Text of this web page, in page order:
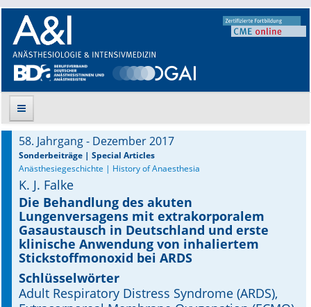
Suche
Aktuelle Ausgabe
Leitlinien
Archiv
Supplements
58. Jahrgang - Dezember 2017
Sonderbeiträge | Special Articles
Anästhesiegeschichte | History of Anaesthesia
K. J. Falke
Die Behandlung des akuten
Lungenversagens mit extra­korporalem
Gasaustausch in Deutschland und erste
klinische Anwendung von inhaliertem
Stickstoffmonoxid bei ARDS
Schlüsselwörter
Adult Respiratory Distress Syndrome (ARDS),